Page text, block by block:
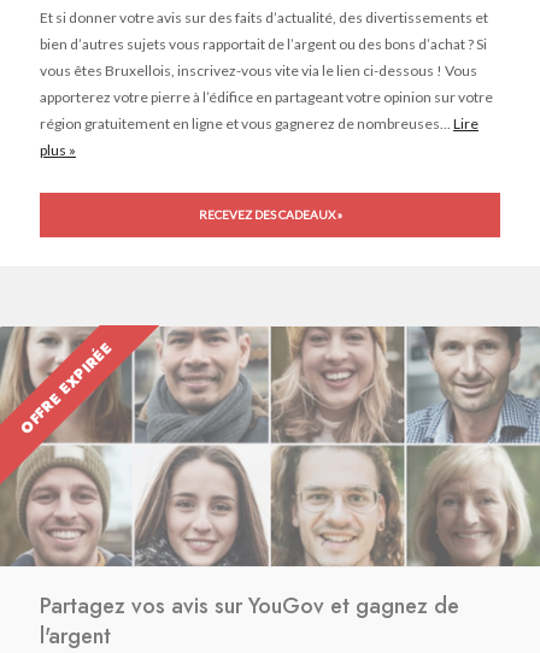
Et si donner votre avis sur des faits d’actualité, des divertissements et
bien d’autres sujets vous rapportait de l’argent ou des bons d’achat ? Si
vous êtes Bruxellois, inscrivez-vous vite via le lien ci-dessous ! Vous
apporterez votre pierre à l’édifice en partageant votre opinion sur votre
région gratuitement en ligne et vous gagnerez de nombreuses... Lire
plus »
RECEVEZ DES CADEAUX »
OFFRE EXPIRÉE
Partagez vos avis sur YouGov et gagnez de
l'argent